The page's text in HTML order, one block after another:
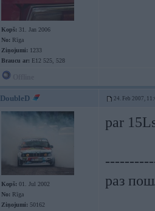
Kopš: 31. Jan 2006
No: Rīga
Ziņojumi: 1233
Braucu ar: E12 525, 528
DoubleD 24. Feb 2007,
Kopš: 01. Jul 2002
No: Rīga
Ziņojumi: 50162
par
раз